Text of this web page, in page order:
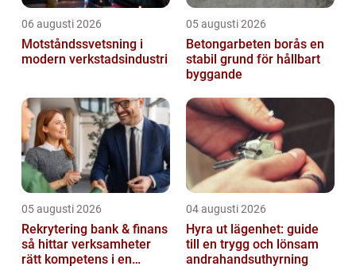
06 augusti 2026
Motståndssvetsning i
modern verkstadsindustri
05 augusti 2026
Betongarbeten borås en
stabil grund för hållbart
byggande
05 augusti 2026
Rekrytering bank & finans
så hittar verksamheter
rätt kompetens i en
04 augusti 2026
Hyra ut lägenhet: guide
till en trygg och lönsam
andrahandsuthyrning